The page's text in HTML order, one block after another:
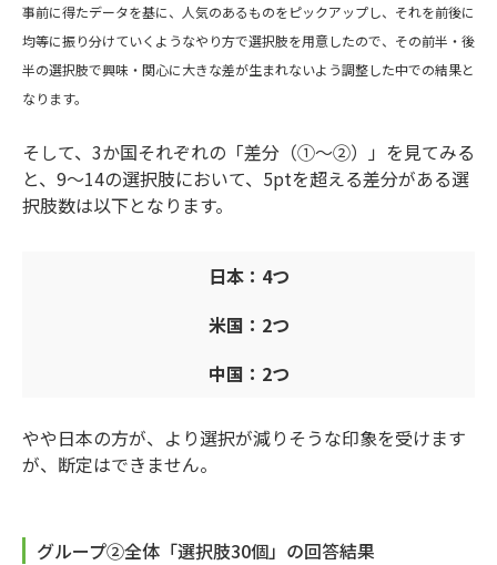
事前に得たデータを基に、人気のあるものをピックアップし、それを前後に
均等に振り分けていくようなやり方で選択肢を用意したので、その前半・後
半の選択肢で興味・関心に大きな差が生まれないよう調整した中での結果と
なります。
そして、3か国それぞれの「差分（①～②）」を見てみる
と、9～14の選択肢において、5ptを超える差分がある選
択肢数は以下となります。
日本：4つ
米国：2つ
中国：2つ
やや日本の方が、より選択が減りそうな印象を受けます
が、断定はできません。
グループ②全体「選択肢30個」の回答結果